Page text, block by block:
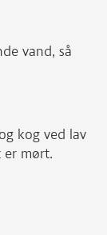
vand, så
kog ved lav
mørt.